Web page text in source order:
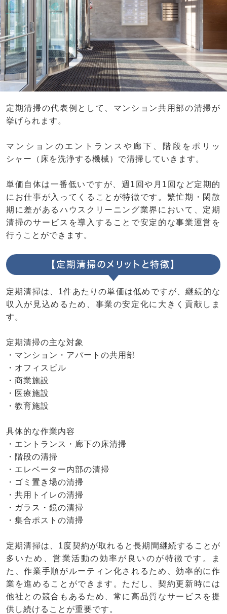
定期清掃の代表例として、マンション共用部の清掃が
挙げられます。
マンションのエントランスや廊下、階段をポリッ
シャー（床を洗浄する機械）で清掃していきます。
単価自体は一番低いですが、週1回や月1回など定期的
にお仕事が入ってくることが特徴です。繁忙期・閑散
期に差があるハウスクリーニング業界において、定期
清掃のサービスを導入することで安定的な事業運営を
行うことができます。
【定期清掃のメリットと特徴】
定期清掃は、1件あたりの単価は低めですが、継続的な
収入が見込めるため、事業の安定化に大きく貢献しま
す。
定期清掃の主な対象
・マンション・アパートの共用部
・オフィスビル
・商業施設
・医療施設
・教育施設
具体的な作業内容
・エントランス・廊下の床清掃
・階段の清掃
・エレベーター内部の清掃
・ゴミ置き場の清掃
・共用トイレの清掃
・ガラス・鏡の清掃
・集合ポストの清掃
定期清掃は、1度契約が取れると長期間継続することが
多いため、営業活動の効率が良いのが特徴です。ま
た、作業手順がルーティン化されるため、効率的に作
業を進めることができます。ただし、契約更新時には
他社との競合もあるため、常に高品質なサービスを提
供し続けることが重要です。